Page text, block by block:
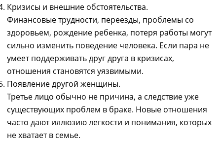
Кризисы и внешние обстоятельства.
Финансовые трудности, переезды, проблемы со
здоровьем, рождение ребенка, потеря работы могут
сильно изменить поведение человека. Если пара не
умеет поддерживать друг друга в кризисах,
отношения становятся уязвимыми.
Появление другой женщины.
Третье лицо обычно не причина, а следствие уже
существующих проблем в браке. Новые отношения
часто дают иллюзию легкости и понимания, которых
не хватает в семье.